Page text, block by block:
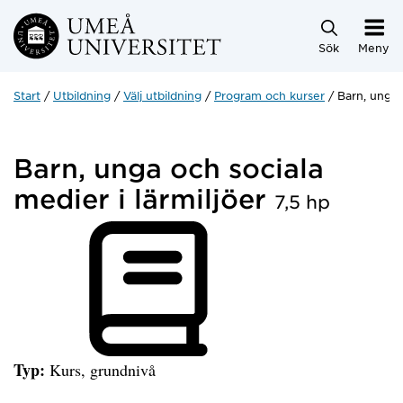
Hoppa direkt till innehållet
Sök Meny
Start Utbildning Välj utbildning Program och kurser Barn, unga
Barn, unga och sociala
medier i lärmiljöer 7,5 hp
Typ: Kurs, grundnivå